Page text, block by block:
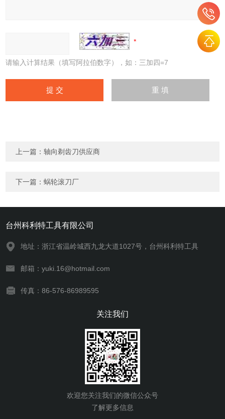
请输入计算结果（填写阿拉伯数字），如：三加四=7
上一篇：轴向剃齿刀供应商
下一篇：蜗轮滚刀厂
台州科利特工具有限公司
地址：浙江省温岭城西九龙大道1027号，台州科利特工具
邮箱：yuki.16@hotmail.com
传真：86-576-86989595
关注我们
欢迎您关注我们的微信公众号
了解更多信息